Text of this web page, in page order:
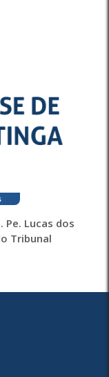
Lucas dos
Tribunal